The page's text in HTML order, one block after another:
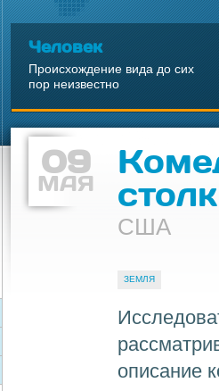
Человек
Происхождение вида до сих
пор неизвестно
09
МАЯ
США
ЗЕМЛЯ
описание